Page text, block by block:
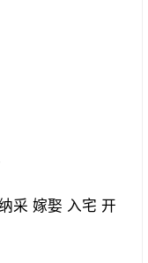
采 嫁娶 入宅 开